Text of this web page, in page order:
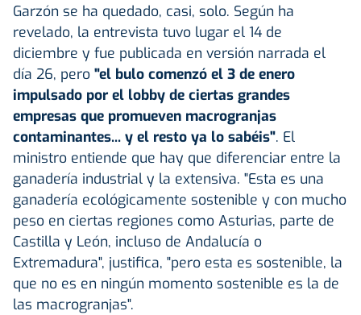
Garzón se ha quedado, casi, solo. Según ha
revelado, la entrevista tuvo lugar el 14 de
diciembre y fue publicada en versión narrada el
día 26, pero "el bulo comenzó el 3 de enero
impulsado por el lobby de ciertas grandes
empresas que promueven macrogranjas
contaminantes... y el resto ya lo sabéis". El
ministro entiende que hay que diferenciar entre la
ganadería industrial y la extensiva. "Esta es una
ganadería ecológicamente sostenible y con mucho
peso en ciertas regiones como Asturias, parte de
Castilla y León, incluso de Andalucía o
Extremadura", justifica, "pero esta es sostenible, la
que no es en ningún momento sostenible es la de
las macrogranjas".